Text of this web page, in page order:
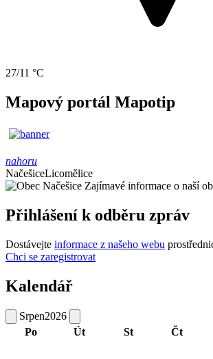
27/11 °C
Mapový portál Mapotip
nahoru
NačešiceLicomělice
Zajímavé informace o naší
Přihlášení k odběru zpráv
Dostávejte informace z našeho webu
Chci se zaregistrovat
Kalendář
Srpen2026
Po
Út St Čt